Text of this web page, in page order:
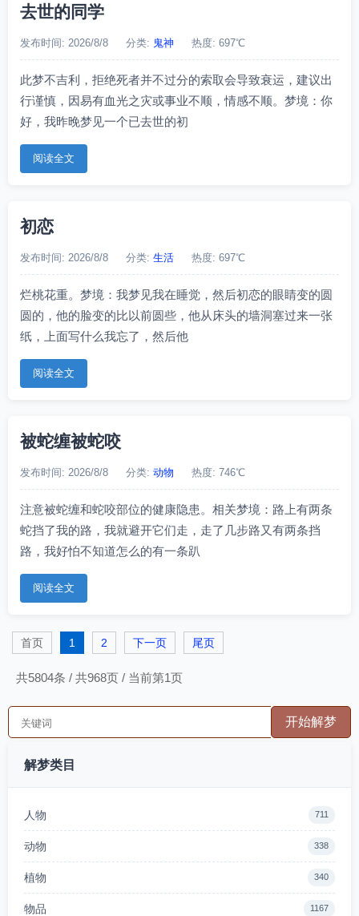
去世的同学
发布时间: 2026/8/8 分类: 鬼神 热度: 697℃
此梦不吉利，拒绝死者并不过分的索取会导致衰运，建议出
行谨慎，因易有血光之灾或事业不顺，情感不顺。梦境：你
好，我昨晚梦见一个已去世的初
阅读全文
初恋
发布时间: 2026/8/8 分类: 生活 热度: 697℃
烂桃花重。梦境：我梦见我在睡觉，然后初恋的眼睛变的圆
圆的，他的脸变的比以前圆些，他从床头的墙洞塞过来一张
纸，上面写什么我忘了，然后他
阅读全文
被蛇缠被蛇咬
发布时间: 2026/8/8 分类: 动物 热度: 746℃
注意被蛇缠和蛇咬部位的健康隐患。相关梦境：路上有两条
蛇挡了我的路，我就避开它们走，走了几步路又有两条挡
路，我好怕不知道怎么的有一条趴
阅读全文
首页 1 2 下一页 尾页
共5804条 / 共968页 / 当前第1页
解梦类目
人物 711
动物 338
植物 340
物品 1167